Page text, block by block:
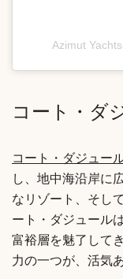
Azimut
コート・ダ
コート・ダジュー
し、地中海沿岸に
なリゾート、そし
ート・ダジュール
富裕層を魅了して
力の一つが、活気